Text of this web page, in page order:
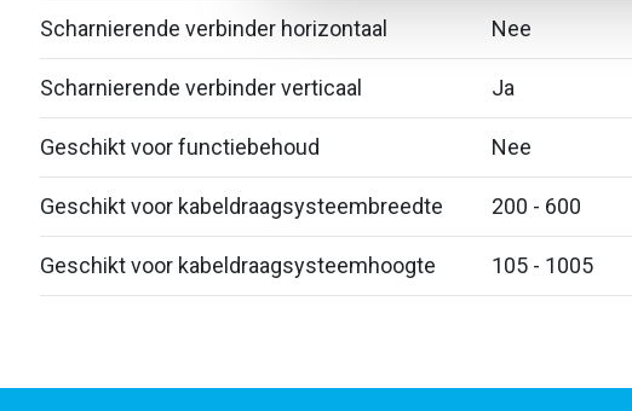
Scharnierende verbinder horizontaal Nee
Scharnierende verbinder verticaal Ja
Geschikt voor functiebehoud Nee
Geschikt voor kabeldraagsysteembreedte 200 - 600
Geschikt voor kabeldraagsysteemhoogte 105 - 1005